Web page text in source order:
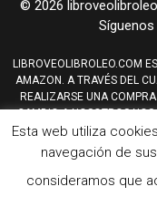
© 2026
Síguenos
LIBROVEOLIBROLEO.COM
AMAZON. A TRAVÉS DEL
REALIZARSE UNA
CAMBIO A NOSOTROS
AMAZON Y TAMBIÉN EL
Mapa del sitio,
Esta web utiliza
navegación de
consideramos que